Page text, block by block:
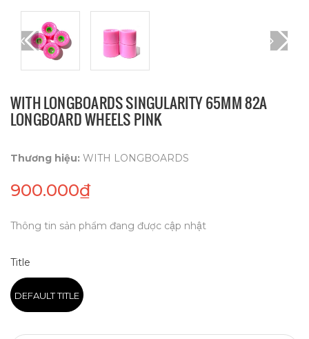
WITH LONGBOARDS SINGULARITY 65MM 82A
LONGBOARD WHEELS PINK
Thương hiệu: WITH LONGBOARDS
900.000₫
Thông tin sản phẩm đang được cập nhật
Title
DEFAULT TITLE